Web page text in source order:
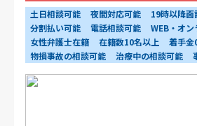
土日相談可能 夜間対応可能 19時以降面
分割払い可能
電話相談可能
WEB・オ
女性弁護士在籍
在籍数10名以上
着手金
物損事故の相談可能
治療中の相談可能